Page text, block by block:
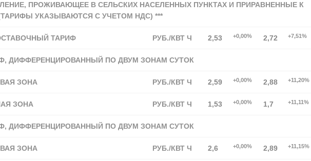
ПРОЖИВАЮЩЕЕ В СЕЛЬСКИХ НАСЕЛЕННЫХ ПУНКТАХ И ПРИРАВНЕННЫЕ К
УКАЗЫВАЮТСЯ С УЧЕТОМ НДС) ***
ТАРИФ РУБ./КВТ Ч 2,53 +0,00% 2,72 +7,51%
ДИФФЕРЕНЦИРОВАННЫЙ ПО ДВУМ ЗОНАМ СУТОК
ЗОНА РУБ./КВТ Ч 2,59 +0,00% 2,88 +11,20%
ЗОНА РУБ./КВТ Ч 1,53 +0,00% 1,7 +11,11%
ДИФФЕРЕНЦИРОВАННЫЙ ПО ДВУМ ЗОНАМ СУТОК
ЗОНА РУБ./КВТ Ч 2,6 +0,00% 2,89 +11,15%